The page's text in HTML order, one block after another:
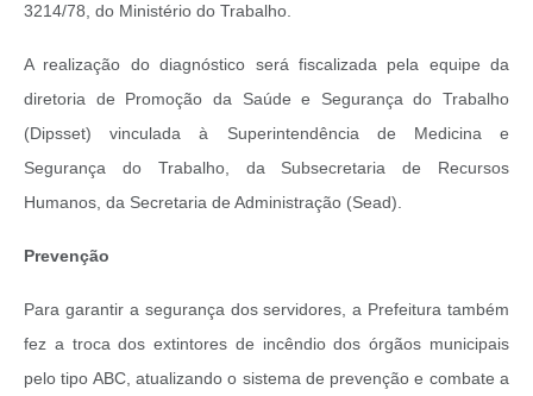
3214/78, do Ministério do Trabalho.
A realização do diagnóstico será fiscalizada pela equipe da
diretoria de Promoção da Saúde e Segurança do Trabalho
(Dipsset) vinculada à Superintendência de Medicina e
Segurança do Trabalho, da Subsecretaria de Recursos
Humanos, da Secretaria de Administração (Sead).
Prevenção
Para garantir a segurança dos servidores, a Prefeitura também
fez a troca dos extintores de incêndio dos órgãos municipais
pelo tipo ABC, atualizando o sistema de prevenção e combate a